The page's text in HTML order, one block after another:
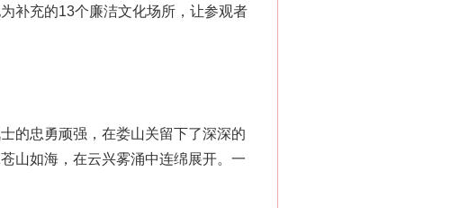
补充的13个廉洁文化场所，让参观者
的忠勇顽强，在娄山关留下了深深的
山如海，在云兴雾涌中连绵展开。一